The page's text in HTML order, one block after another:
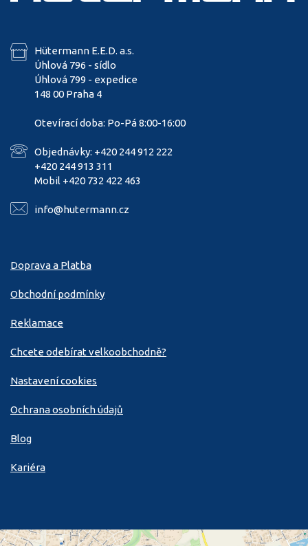
Hütermann E.E.D. a.s.
Úhlová 796 - sídlo
Úhlová 799 - expedice
148 00 Praha 4
Otevírací doba: Po-Pá 8:00-16:00
Objednávky: +420 244 912 222
+420 244 913 311
Mobil +420 732 422 463
info@hutermann.cz
Doprava a Platba
Obchodní podmínky
Reklamace
Chcete odebírat velkoobchodně?
Nastavení cookies
Ochrana osobních údajů
Blog
Kariéra